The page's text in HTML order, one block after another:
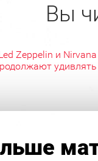
Вы
Zeppelin и Nirvana
удивлять